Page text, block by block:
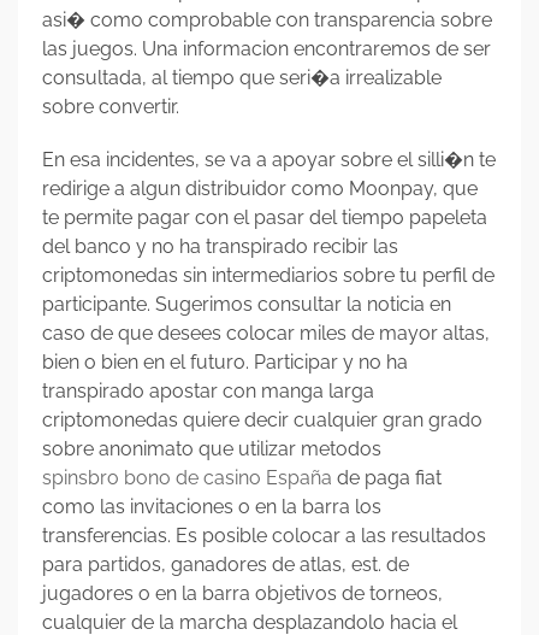
asi� como comprobable con transparencia sobre
las juegos. Una informacion encontraremos de ser
consultada, al tiempo que seri�a irrealizable
sobre convertir.
En esa incidentes, se va a apoyar sobre el silli�n te
redirige a algun distribuidor como Moonpay, que
te permite pagar con el pasar del tiempo papeleta
del banco y no ha transpirado recibir las
criptomonedas sin intermediarios sobre tu perfil de
participante. Sugerimos consultar la noticia en
caso de que desees colocar miles de mayor altas,
bien o bien en el futuro. Participar y no ha
transpirado apostar con manga larga
criptomonedas quiere decir cualquier gran grado
sobre anonimato que utilizar metodos
spinsbro bono de casino España de paga fiat
como las invitaciones o en la barra los
transferencias. Es posible colocar a las resultados
para partidos, ganadores de atlas, est. de
jugadores o en la barra objetivos de torneos,
cualquier de la marcha desplazandolo hacia el